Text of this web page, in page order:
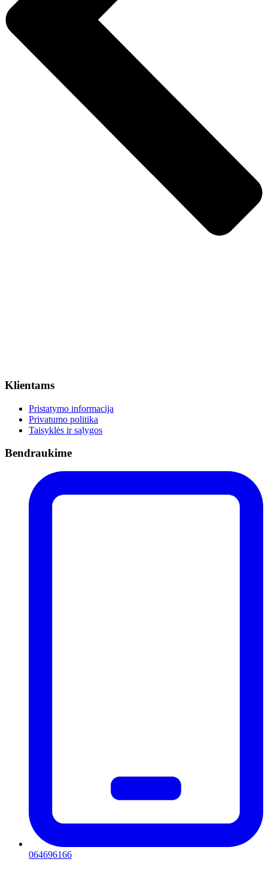
Klientams
Pristatymo informacija
Privatumo politika
Taisyklės ir sąlygos
Bendraukime
064696166